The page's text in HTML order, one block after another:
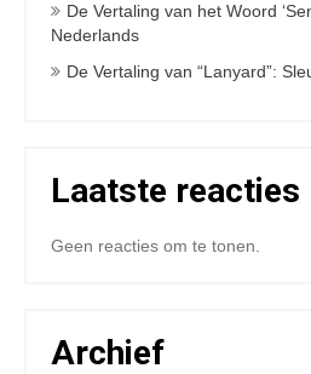
De Vertaling van het Woord
Nederlands
De Vertaling van “Lanyard”:
Laatste reacties
Geen reacties om te tonen.
Archief